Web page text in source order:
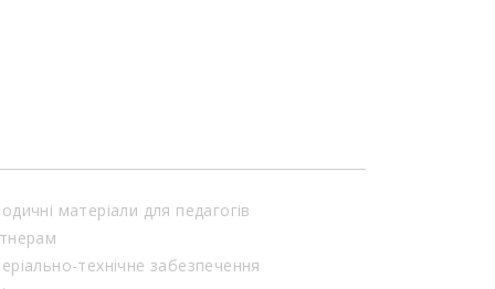
матеріали для педагогів
технічне забезпечення